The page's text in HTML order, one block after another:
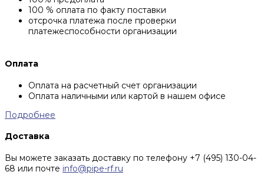
100 % оплата по факту поставки
отсрочка платежа после проверки
платежеспособности организации
Оплата
Оплата на расчетный счет организации
Оплата наличными или картой в нашем офисе
Подробнее
Доставка
Вы можете заказать доставку по телефону +7 (495) 130-04-
68 или почте info@pipe-rf.ru